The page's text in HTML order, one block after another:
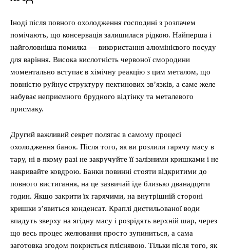
Іноді після повного охолодження господині з розпачем
помічають, що консервація залишилася рідкою. Найперша і
найголовніша помилка — використання алюмінієвого посуду
для варіння. Висока кислотність червоної смородини
моментально вступає в хімічну реакцію з цим металом, що
повністю руйнує структуру пектинових зв’язків, а саме желе
набуває неприємного брудного відтінку та металевого
присмаку.
Другий важливий секрет полягає в самому процесі
охолодження банок. Після того, як ви розлили гарячу масу в
тару, ні в якому разі не закручуйте її залізними кришками і не
накривайте ковдрою. Банки повинні стояти відкритими до
повного вистигання, на це зазвичай іде близько дванадцяти
годин. Якщо закрити їх гарячими, на внутрішній стороні
кришки з’явиться конденсат. Краплі дистильованої води
впадуть зверху на ягідну масу і розрідять верхній шар, через
що весь процес желювання просто зупиниться, а сама
заготовка згодом покриється пліснявою. Тільки після того, як